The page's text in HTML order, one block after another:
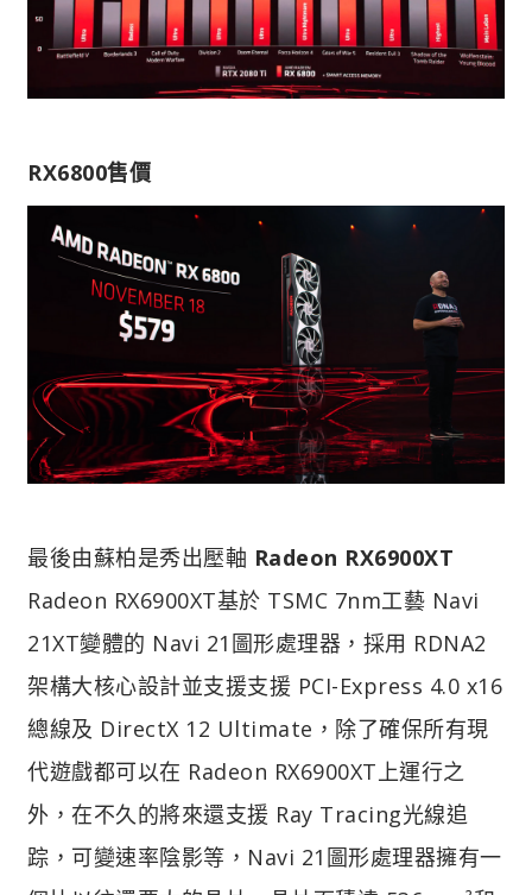
RX6800售價
最後由蘇柏是秀出壓軸 Radeon RX6900XT
Radeon RX6900XT基於 TSMC 7nm工藝 Navi
21XT變體的 Navi 21圖形處理器，採用 RDNA2
架構大核心設計並支援支援 PCI-Express 4.0 x16
總線及 DirectX 12 Ultimate，除了確保所有現
代遊戲都可以在 Radeon RX6900XT上運行之
外，在不久的將來還支援 Ray Tracing光線追
踪，可變速率陰影等，Navi 21圖形處理器擁有一